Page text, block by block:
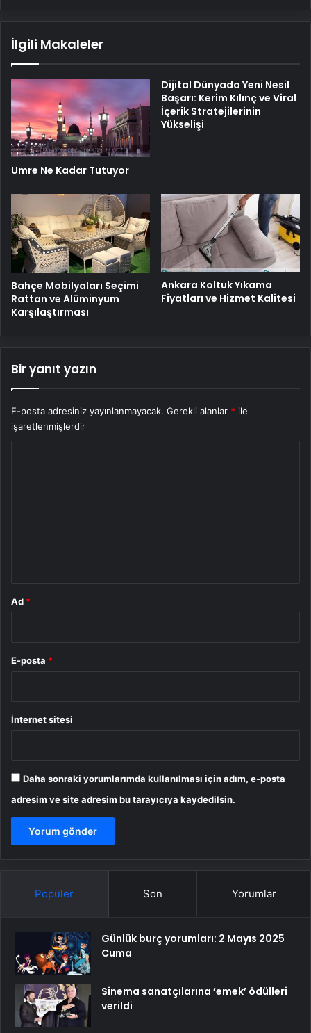
İlgili Makaleler
Umre Ne Kadar Tutuyor
Dijital Dünyada Yeni Nesil
Başarı: Kerim Kılınç ve Viral
İçerik Stratejilerinin
Yükselişi
Bahçe Mobilyaları Seçimi
Rattan ve Alüminyum
Karşılaştırması
Ankara Koltuk Yıkama
Fiyatları ve Hizmet Kalitesi
Bir yanıt yazın
E-posta adresiniz yayınlanmayacak. Gerekli alanlar * ile
işaretlenmişlerdir
Ad *
E-posta *
İnternet sitesi
Daha sonraki yorumlarımda kullanılması için adım, e-posta
adresim ve site adresim bu tarayıcıya kaydedilsin.
Popüler Son Yorumlar
Günlük burç yorumları: 2 Mayıs 2025
Cuma
Sinema sanatçılarına ’emek’ ödülleri
verildi